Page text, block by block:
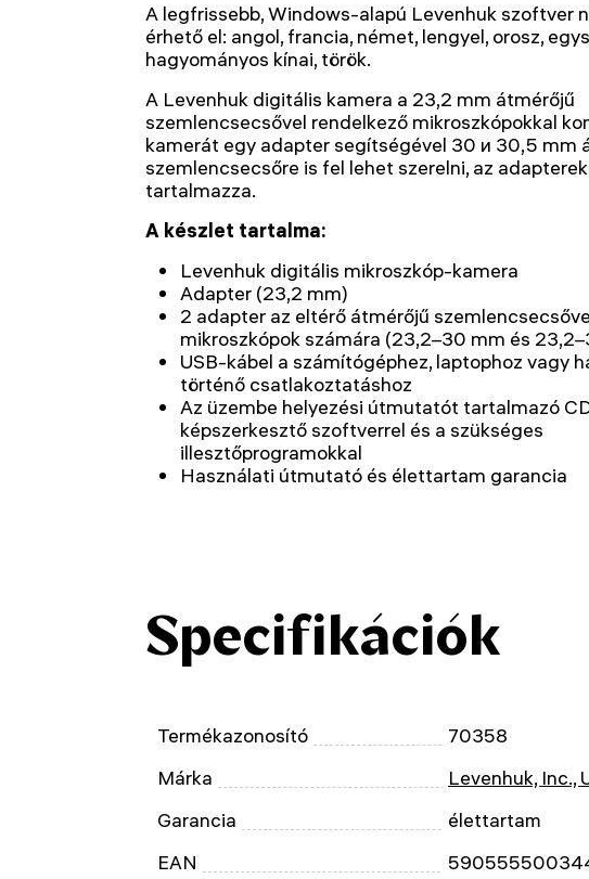
A legfrissebb, Windows-alapú Levenhuk szoftver
érhető el: angol, francia, német, lengyel, orosz,
hagyományos kínai, török.
A Levenhuk digitális kamera a 23,2 mm átmérőjű
szemlencsecsővel rendelkező mikroszkópokkal
kamerát egy adapter segítségével 30 и 30,5 mm
szemlencsecsőre is fel lehet szerelni, az
tartalmazza.
A készlet tartalma:
Levenhuk digitális mikroszkóp-kamera
Adapter (23,2 mm)
2 adapter az eltérő átmérőjű
mikroszkópok számára (23,2–30 mm és
USB-kábel a számítógéphez, laptophoz vagy
történő csatlakoztatáshoz
Az üzembe helyezési útmutatót tartalmazó
képszerkesztő szoftverrel és a szükséges
illesztőprogramokkal
Használati útmutató és élettartam garancia
Specifikációk
Termékazonosító
70358
Márka
Levenhuk, Inc.,
Garancia
élettartam
EAN